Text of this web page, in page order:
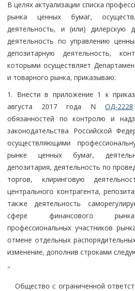
В целях актуализации списка
рынка ценных бумаг,
деятельность, и (или) дилерскую
деятельность по управлению
депозитарную деятельность,
которыми осуществляет
и товарного рынка, приказываю:
1. Внести в приложение 1 к
августа 2017 года N ОД-2228
обязанностей по контролю и
законодательства Российской
осуществляющими
рынке ценных бумаг,
депозитария, деятельность по
торгов, клиринговую
центрального контрагента,
также деятельность
сфере финансового
профессиональных участников
отмене отдельных
изменение, дополнив строками
"
Общество с ограниченной